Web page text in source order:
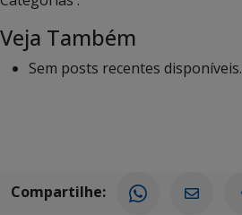
Veja Também
Sem posts recentes disponíveis.
Compartilhe: